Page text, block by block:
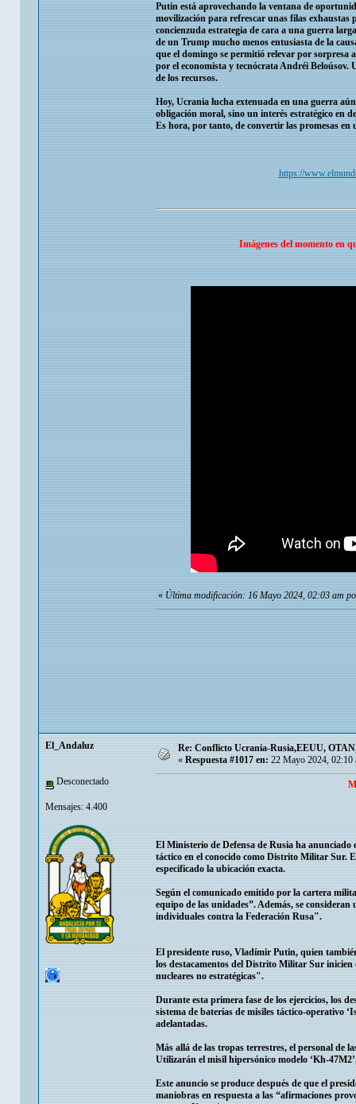
Putin está aprovechando la ventana de
movilización para refrescar unas filas exhaustas
concienzuda estrategia de cara a una guerra
de un Trump mucho menos entusiasta de la
que el domingo se permitió relevar por sorpresa
por el economista y tecnócrata Andréi
de los recursos.
Hoy, Ucrania lucha extenuada en una guerra
obligación moral, sino un interés estratégico en
Es hora, por tanto, de convertir las promesas en
https://
Imágenes del momento en
«Última modificación: 16 Mayo 2024, 02:03 am
El_Andaluz
Desconectado
Mensajes: 4.400
Re: Conflicto Ucrania-Rusia,EEUU,
« Respuesta #1017 en: 22 Mayo 2024, 02:10
El Ministerio de Defensa de Rusia ha anunciado
táctico en el conocido como Distrito Militar Sur.
especificado la ubicación exacta.
Según el comunicado emitido por la cartera
equipo de las unidades”. Además, se
individuales contra la Federación Rusa".
El presidente ruso, Vladímir Putin, quien
los destacamentos del Distrito Militar Sur
nucleares no estratégicas".
Durante esta primera fase de los ejercicios, los
sistema de baterías de misiles táctico-operativo
adelantadas.
Más allá de las tropas terrestres, el personal de
Utilizarán el misil hipersónico modelo ‘Kh-
Este anuncio se produce después de que el
maniobras en respuesta a las “afirmaciones